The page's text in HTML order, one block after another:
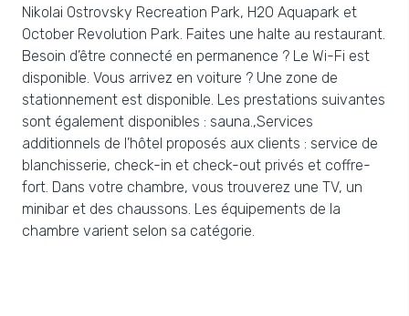
Nikolai Ostrovsky Recreation Park, H2O Aquapark et
October Revolution Park. Faites une halte au restaurant.
Besoin d’être connecté en permanence ? Le Wi-Fi est
disponible. Vous arrivez en voiture ? Une zone de
stationnement est disponible. Les prestations suivantes
sont également disponibles : sauna.,Services
additionnels de l’hôtel proposés aux clients : service de
blanchisserie, check-in et check-out privés et coffre-
fort. Dans votre chambre, vous trouverez une TV, un
minibar et des chaussons. Les équipements de la
chambre varient selon sa catégorie.